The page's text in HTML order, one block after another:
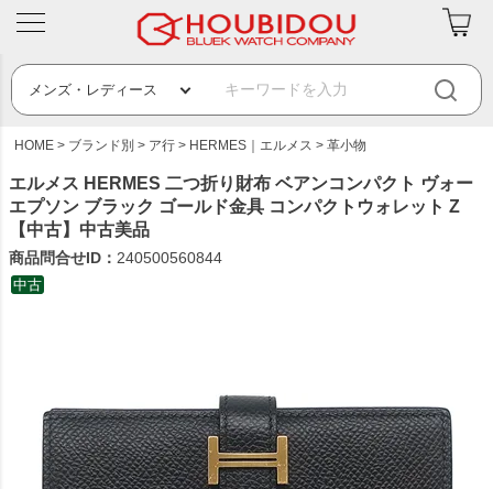
HOME ブランド別 ア行 HERMES｜エルメス 革小物
エルメス HERMES 二つ折り財布 ベアンコンパクト ヴォー
エプソン ブラック ゴールド金具 コンパクトウォレット Z
【中古】中古美品
商品問合せID： 240500560844
中古